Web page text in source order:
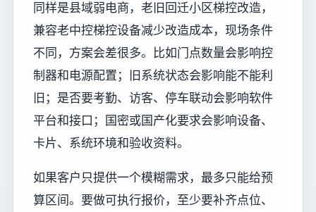
同样是县域弱电商，老旧回迁小区梯控改造，
兼容老中控梯控设备减少改造成本，现场条件
不同，方案会差很多。比如门点数量会影响控
制器和电源配置；旧系统状态会影响能不能利
旧；是否要考勤、访客、停车联动会影响软件
平台和接口；国密或国产化要求会影响设备、
卡片、系统环境和验收资料。
如果客户只提供一个模糊需求，最多只能给预
算区间。要做可执行报价，至少要补齐点位、